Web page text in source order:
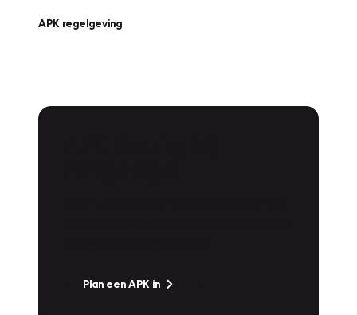
APK regelgeving
Plan een APK in